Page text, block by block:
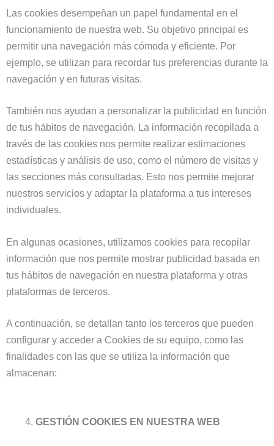
Las cookies desempeñan un papel fundamental en el
funcionamiento de nuestra web. Su objetivo principal es
permitir una navegación más cómoda y eficiente. Por
ejemplo, se utilizan para recordar tus preferencias durante la
navegación y en futuras visitas.
También nos ayudan a personalizar la publicidad en función
de tus hábitos de navegación. La información recopilada a
través de las cookies nos permite realizar estimaciones
estadísticas y análisis de uso, como el número de visitas y
las secciones más consultadas. Esto nos permite mejorar
nuestros servicios y adaptar la plataforma a tus intereses
individuales.
En algunas ocasiones, utilizamos cookies para recopilar
información que nos permite mostrar publicidad basada en
tus hábitos de navegación en nuestra plataforma y otras
plataformas de terceros.
A continuación, se detallan tanto los terceros que pueden
configurar y acceder a Cookies de su equipo, como las
finalidades con las que se utiliza la información que
almacenan:
GESTIÓN COOKIES EN NUESTRA WEB